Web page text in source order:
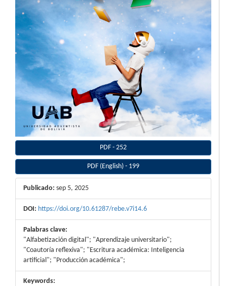
PDF - 252
PDF (English) - 199
Publicado: sep 5, 2025
DOI: https://doi.org/10.61287/rebe.v7i14.6
Palabras clave:
"Alfabetización digital"; "Aprendizaje universitario";
"Coautoría reflexiva"; "Escritura académica: Inteligencia
artificial"; "Producción académica";
Keywords: